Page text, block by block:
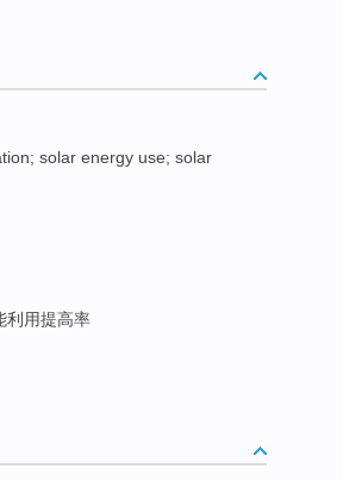
solar energy use; solar
利用提高率